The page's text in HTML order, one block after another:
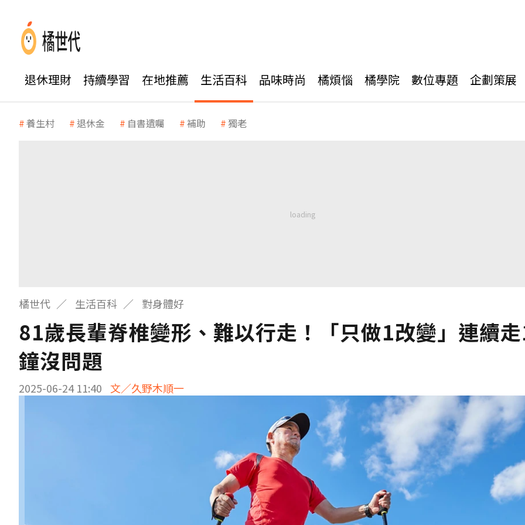
退休理財 持續學習 在地推薦 生活百科 品味時尚 橘煩惱 橘學院 數位專題 企劃策展
養生村 退休金 自書遺囑 補助 獨老
橘世代 生活百科 對身體好
81歲長輩脊椎變形、難以行走！「只做1改變」連續
鐘沒問題
2025-06-24 11:40 文／久野木順一